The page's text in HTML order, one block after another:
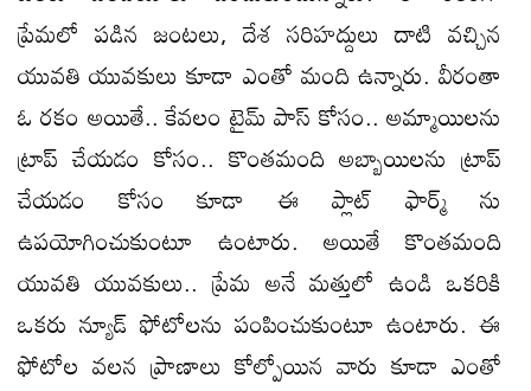
ప్రేమలో పడిన జంటలు, దేశ సరిహద్దులు దాటి వచ్చిన
యువతి యువకులు కూడా ఎంతో మంది ఉన్నారు. వీరంతా
ఓ రకం అయితే.. కేవలం టైమ్ పాస్ కోసం.. అమ్మాయిలను
ట్రాప్ చేయడం కోసం.. కొంతమంది అబ్బాయిలను ట్రాప్
చేయడం కోసం కూడా ఈ ప్లాట్ ఫార్మ్ ను
ఉపయోగించుకుంటూ ఉంటారు. అయితే కొంతమంది
యువతి యువకులు.. ప్రేమ అనే మత్తులో ఉండి ఒకరికి
ఒకరు న్యూడ్ ఫోటోలను పంపించుకుంటూ ఉంటారు. ఈ
ఫోటోల వలన ప్రాణాలు కోల్పోయిన వారు కూడా ఎంతో